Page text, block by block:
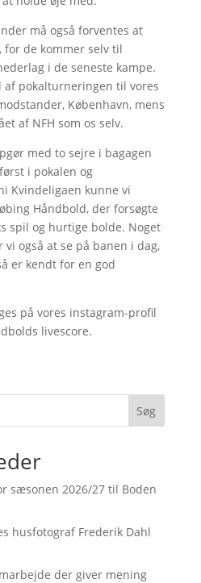
må også forventes at
for de kommer selv til
i de seneste kampe.
af pokalturneringen til vores
København, mens
af NFH som os selv.
med to sejre i bagagen
i pokalen og
Kvindeligaen kunne vi
Håndbold, der forsøgte
spil og hurtige bolde. Noget
også at se på banen i dag,
er kendt for en god
på vores instagram-profil
livescore.
Søg
sæsonen 2026/27 til Boden
husfotograf Frederik Dahl
der giver mening